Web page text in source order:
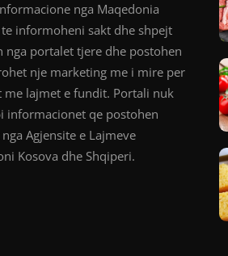
nga Maqedonia
informoheni sakt dhe shpejt
nga portalet tjere dhe postohen
nje marketing me i mire per
lajmet e fundit. Portali nuk
informacionet qe postohen
Agjensite e Lajmeve
Kosova dhe Shqiperi.